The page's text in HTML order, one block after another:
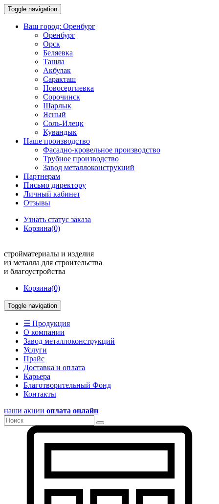
Toggle navigation
Ваш город: Оренбург
Оренбург
Орск
Беляевка
Ташла
Акбулак
Саракташ
Новосергиевка
Сорочинск
Шарлык
Ясный
Соль-Илецк
Кувандык
Наше производство
Фасадно-кровельное производство
Трубное производство
Завод металлоконструкций
Партнерам
Письмо директору
Личный кабинет
Отзывы
Узнать статус заказа
Корзина(0)
стройматериалы и изделия
из металла для строительства
и благоустройства
Корзина(0)
Toggle navigation
☰ Продукция
О компании
Завод металлоконструкций
Услуги
Прайс
Доставка и оплата
Карьера
Благотворительный Фонд
Контакты
наши акции оплата онлайн